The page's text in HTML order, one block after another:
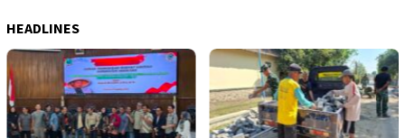
HEADLINES